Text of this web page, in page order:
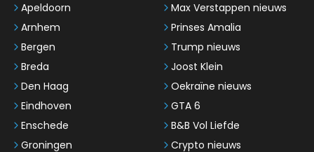
Apeldoorn
Arnhem
Bergen
Breda
Den Haag
Eindhoven
Enschede
Groningen
Max Verstappen nieuws
Prinses Amalia
Trump nieuws
Joost Klein
Oekraïne nieuws
GTA 6
B&B Vol Liefde
Crypto nieuws